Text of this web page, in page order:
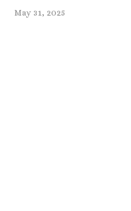
May 31, 2025